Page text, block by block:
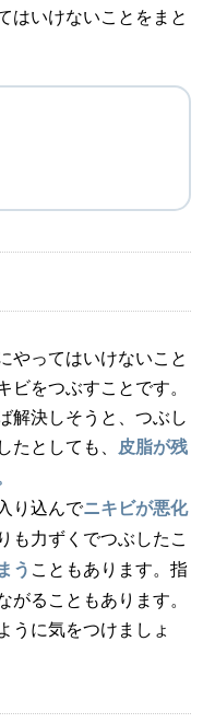
はいけないことをまと
やってはいけないこと
をつぶすことです。
解決しそうと、つぶし
としても、 皮脂が残
り込んでニキビが悪化
も力ずくでつぶしたこ
う こともあります。指
ることもあります。
うに気をつけましょ